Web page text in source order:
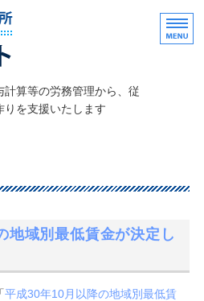
社外の人事・労務業務な
算等の労務管理から、従
りを支援いたします
地域別最低賃金が決定し
平成30年10月以降の地域別最低賃